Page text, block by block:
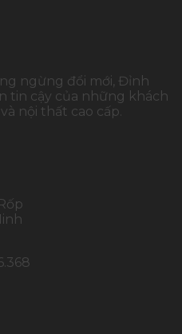
ngừng đổi mới, Đỉnh
tin cậy của những khách
nội thất cao cấp.